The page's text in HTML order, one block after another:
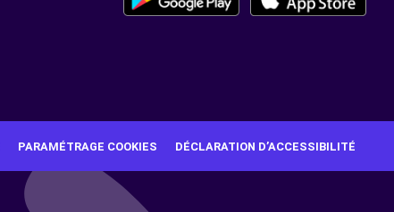
PARAMÉTRAGE COOKIES DÉCLARATION D’ACCESSIBILITÉ